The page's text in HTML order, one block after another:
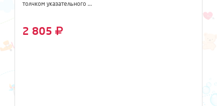
толчком указательного ...
2 805